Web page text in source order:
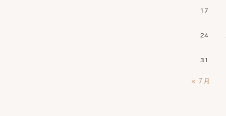
17
24
31
« 7月